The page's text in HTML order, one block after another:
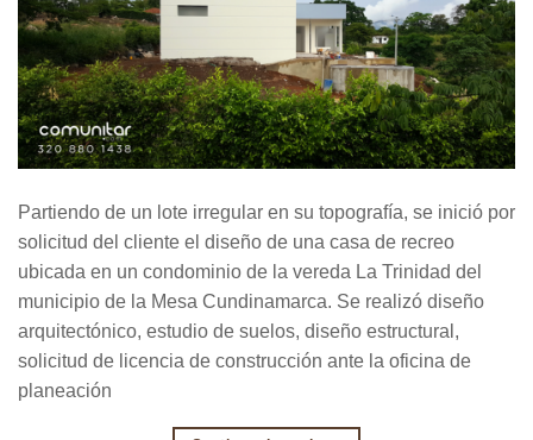
Partiendo de un lote irregular en su topografía, se inició por
solicitud del cliente el diseño de una casa de recreo
ubicada en un condominio de la vereda La Trinidad del
municipio de la Mesa Cundinamarca. Se realizó diseño
arquitectónico, estudio de suelos, diseño estructural,
solicitud de licencia de construcción ante la oficina de
planeación